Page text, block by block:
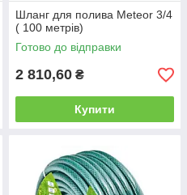
Шланг для полива Meteor 3/4
( 100 метрів)
Готово до відправки
2 810,60 ₴
Купити